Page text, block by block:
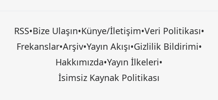
RSS•Bize Ulaşın•Künye/İletişim•Veri Politikası•
Frekanslar•Arşiv•Yayın Akışı•Gizlilik Bildirimi•
Hakkımızda•Yayın İlkeleri•
İsimsiz Kaynak Politikası